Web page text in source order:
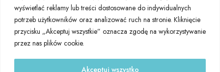
wyświetlać reklamy lub treści dostosowane do indywidualnych
potrzeb użytkowników oraz analizować ruch na stronie. Kliknięcie
przycisku „Akceptuj wszystkie” oznacza zgodę na wykorzystywanie
przez nas plików cookie.
Akceptuj wszystko
tel.: 61 852
58 60
(centrala)
e-mail:
45 1020 4027
0000 1102 0404
3501